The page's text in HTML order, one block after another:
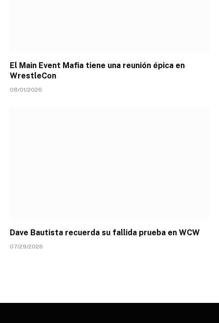
El Main Event Mafia tiene una reunión épica en
WrestleCon
08/01/2026
Dave Bautista recuerda su fallida prueba en WCW
07/29/2026